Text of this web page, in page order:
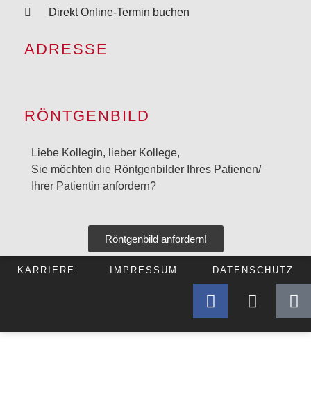
Direkt Online-Termin buchen
ADRESSE
RÖNTGENBILD
Liebe Kollegin, lieber Kollege,
Sie möchten die Röntgenbilder Ihres Patienen/
Ihrer Patientin anfordern?
Röntgenbild anfordern!
KARRIERE IMPRESSUM DATENSCHUTZ